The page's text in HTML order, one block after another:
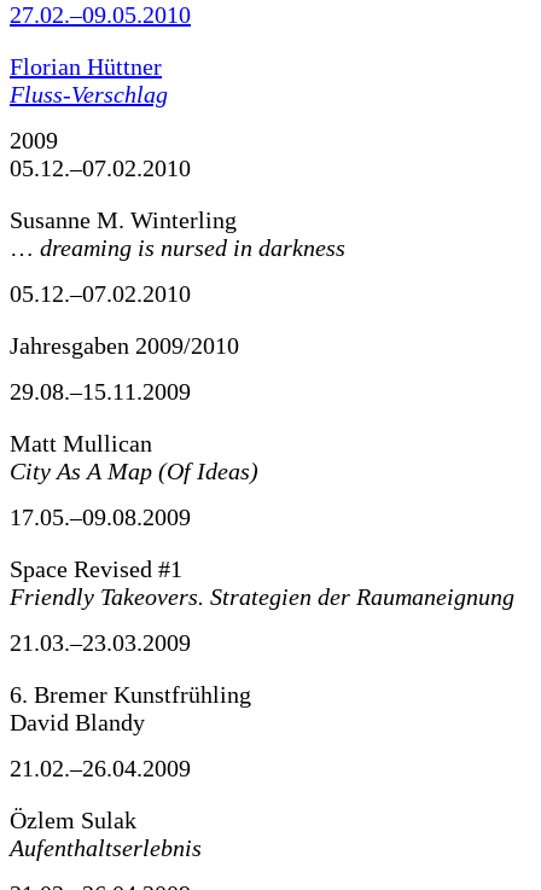
27.02.–09.05.2010
Florian Hüttner
Fluss-Verschlag
2009
05.12.–07.02.2010
Susanne M. Winterling
… dreaming is nursed in darkness
05.12.–07.02.2010
Jahresgaben 2009/2010
29.08.–15.11.2009
Matt Mullican
City As A Map (Of Ideas)
17.05.–09.08.2009
Space Revised #1
Friendly Takeovers. Strategien der Raumaneignung
21.03.–23.03.2009
6. Bremer Kunstfrühling
David Blandy
21.02.–26.04.2009
Özlem Sulak
Aufenthaltserlebnis